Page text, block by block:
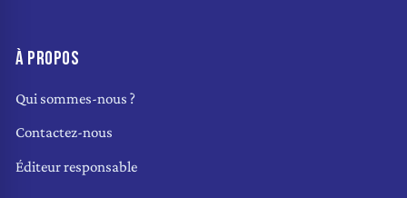
À PROPOS
Qui sommes-nous ?
Contactez-nous
Éditeur responsable